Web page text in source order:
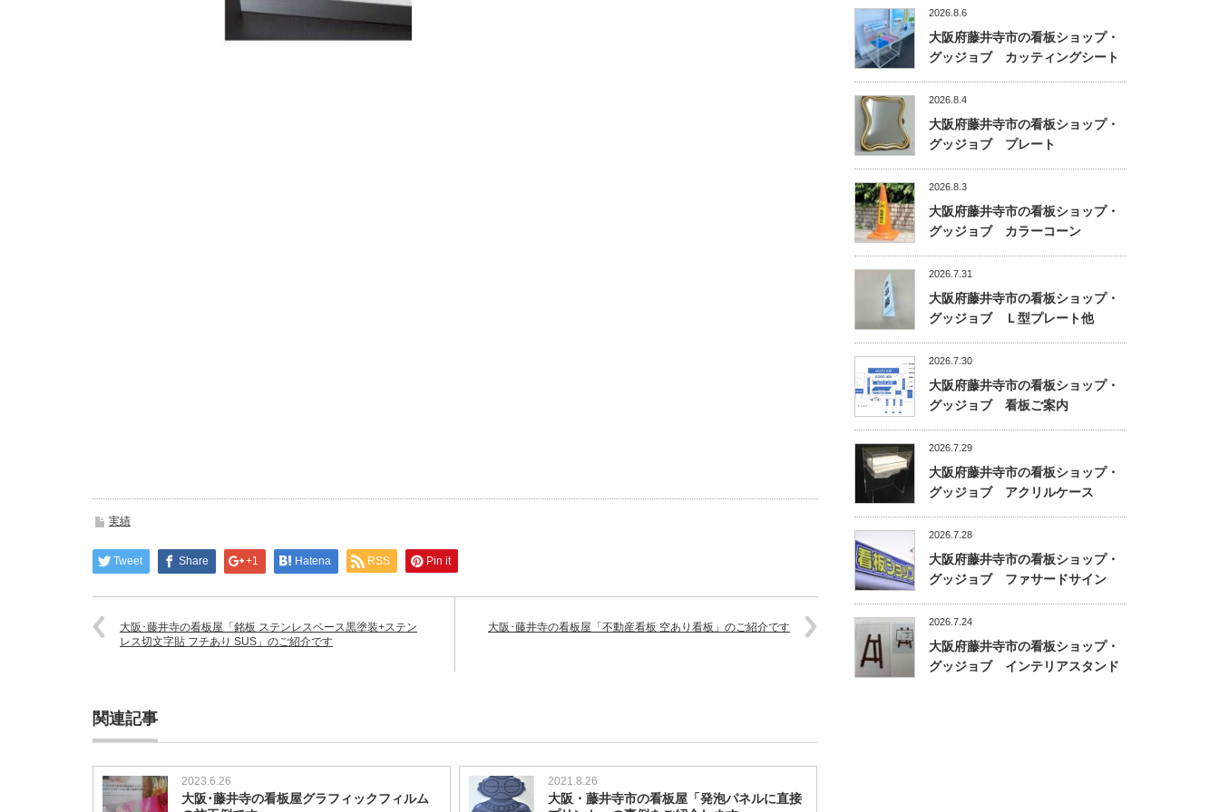
実績
Tweet Share +1 Hatena RSS Pin it
大阪･藤井寺の看板屋「銘板 ステンレスベース黒塗装+ステン
レス切文字貼 フチあり SUS」のご紹介です
大阪･藤井寺の看板屋「不動産看板 空あり看板」のご紹介です
関連記事
2023.6.26
大阪･藤井寺の看板屋グラフィックフィルム
2021.8.26
大阪・藤井寺市の看板屋「発泡パネルに直接
2026.8.6
大阪府藤井寺市の看板ショップ・
グッジョブ カッティングシート
2026.8.4
大阪府藤井寺市の看板ショップ・
グッジョブ プレート
2026.8.3
大阪府藤井寺市の看板ショップ・
グッジョブ カラーコーン
2026.7.31
大阪府藤井寺市の看板ショップ・
グッジョブ Ｌ型プレート他
2026.7.30
大阪府藤井寺市の看板ショップ・
グッジョブ 看板ご案内
2026.7.29
大阪府藤井寺市の看板ショップ・
グッジョブ アクリルケース
2026.7.28
大阪府藤井寺市の看板ショップ・
グッジョブ ファサードサイン
2026.7.24
大阪府藤井寺市の看板ショップ・
グッジョブ インテリアスタンド